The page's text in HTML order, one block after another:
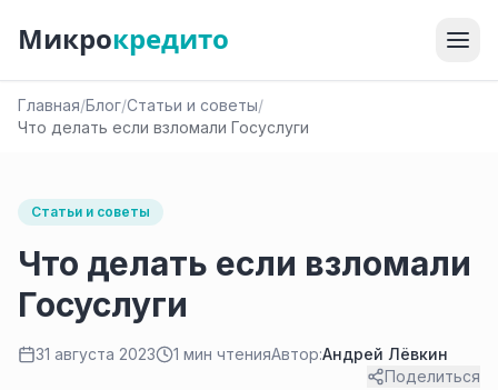
Микрокредито
Главная/Блог/Статьи и советы/
Что делать если взломали Госуслуги
Статьи и советы
Что делать если взломали
Госуслуги
31 августа 2023 1 мин чтенияАвтор:Андрей Лёвкин
Поделиться